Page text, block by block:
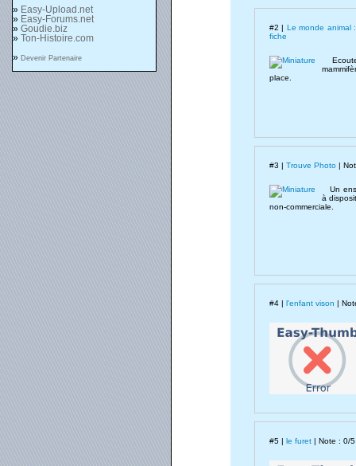
» Easy-Upload.net
» Easy-Forums.net
» Goudie.biz
» Ton-Histoire.com
» Devenir Partenaire
#2 | Le monde animal
fiche
Ecoute
place.
#3 | Trouve Photo |
Un
à
non-commerciale.
#4 | l'enfant vison |
#5 | le furet | Note : 0/